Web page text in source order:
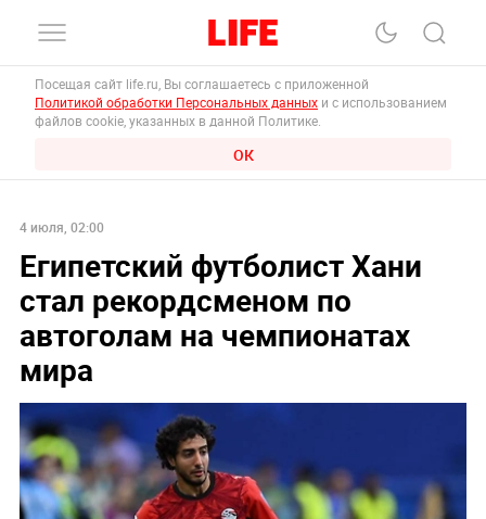
Посещая сайт life.ru, Вы соглашаетесь с приложенной
Политикой обработки Персональных данных и с использованием
файлов cookie, указанных в данной Политике.
ОК
4 июля, 02:00
Египетский футболист Хани
стал рекордсменом по
автоголам на чемпионатах
мира